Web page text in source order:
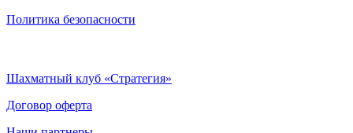
Политика безопасности
Шахматный клуб «Стратегия»
Договор оферта